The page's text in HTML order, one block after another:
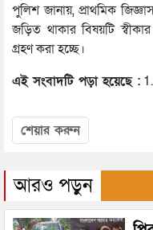
পুলিশ জানায়, প্রাথমিক
জড়িত থাকার বিষয়টি
গ্রহণ করা হচ্ছে।
এই সংবাদটি পড়া হয়েছে :
শেয়ার করুন
আরও পড়ুন